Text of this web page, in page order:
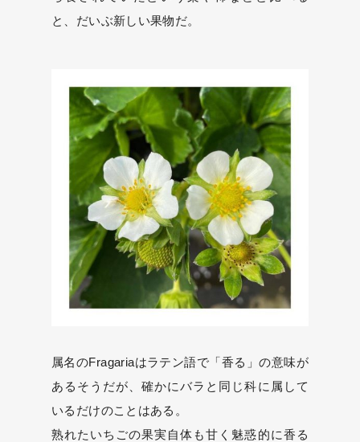
と、だいぶ新しい果物だ。
属名のFragariaはラテン語で「香る」の意味が
あるそうだが、確かにバラと同じ科に属して
いるだけのことはある。
熟れたいちごの果実自体も甘く魅惑的に香る